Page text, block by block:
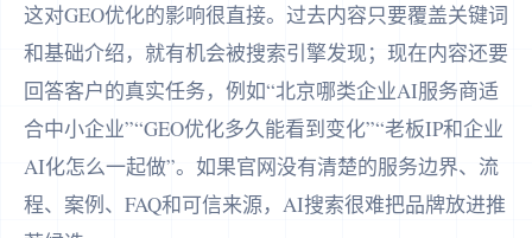
这对GEO优化的影响很直接。过去内容只要覆盖关键词
和基础介绍，就有机会被搜索引擎发现；现在内容还要
回答客户的真实任务，例如“北京哪类企业AI服务商适
合中小企业”“GEO优化多久能看到变化”“老板IP和企业
AI化怎么一起做”。如果官网没有清楚的服务边界、流
程、案例、FAQ和可信来源，AI搜索很难把品牌放进推